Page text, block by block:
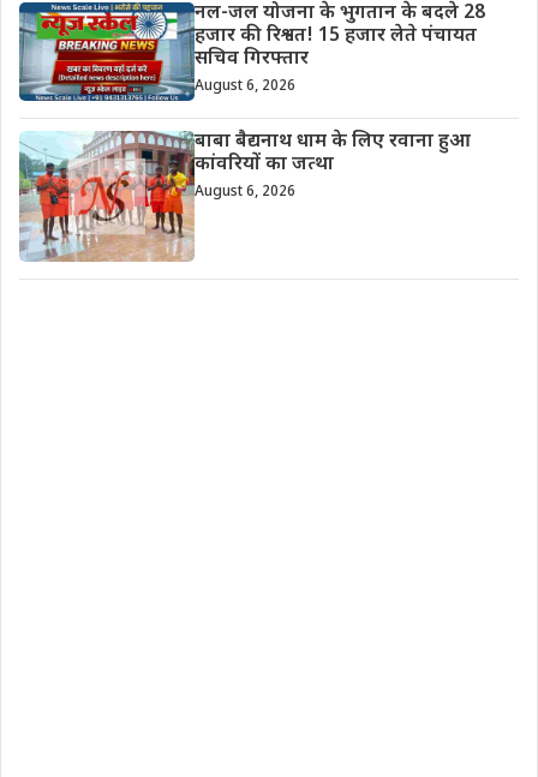
नल-जल योजना के भुगतान के बदले 28
हजार की रिश्वत! 15 हजार लेते पंचायत
सचिव गिरफ्तार
August 6, 2026
बाबा बैद्यनाथ धाम के लिए रवाना हुआ
कांवरियों का जत्था
August 6, 2026